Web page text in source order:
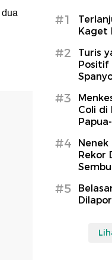
#1
Kaget
#2
Turis
Positif
#3
Coli di
#4
Rekor
#5